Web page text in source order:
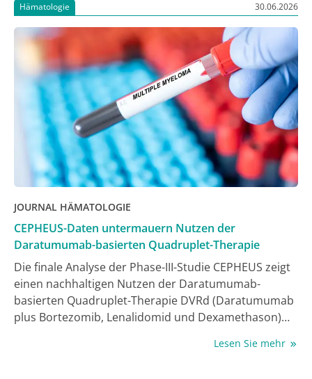
Hämatologie 30.06.2026
JOURNAL HÄMATOLOGIE
CEPHEUS-Daten untermauern Nutzen der
Daratumumab-basierten Quadruplet-Therapie
Die finale Analyse der Phase-III-Studie CEPHEUS zeigt
einen nachhaltigen Nutzen der Daratumumab-
basierten Quadruplet-Therapie DVRd (Daratumumab
plus Bortezomib, Lenalidomid und Dexamethason)
mit neu diagnostiziertem Multiplem Myelom. Die
Lesen Sie mehr